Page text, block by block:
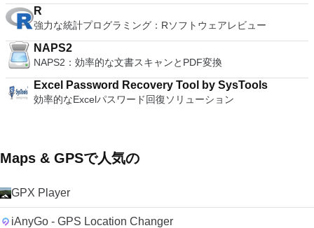
R
強力な統計プログラミング：Rソフトウェアレビュー
NAPS2
NAPS2：効率的な文書スキャンとPDF変換
Excel Password Recovery Tool by SysTools
効率的なExcelパスワード回復ソリューション
Maps & GPSで人気の
GPX Player
iAnyGo - GPS Location Changer